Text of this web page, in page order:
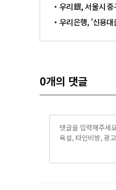
우리銀, 서울시
우리은행, '신용
0개의 댓글